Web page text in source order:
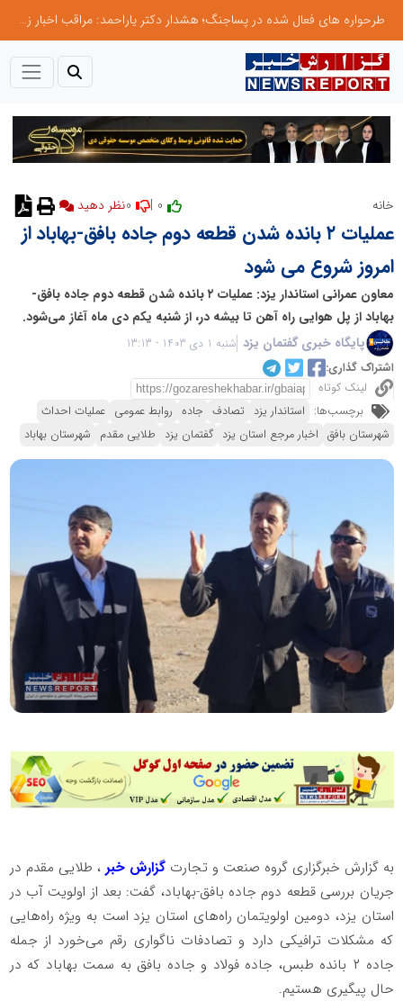
طرحواره های فعال شده در پساجنگ؛ هشدار دکتر یاراحمد: مراقب اخبار زرد و واکنش های هیجانی باشید
خانه نظر دهید
عملیات ۲ بانده شدن قطعه دوم جاده بافق-بهاباد از
امروز شروع می شود
معاون عمرانی استاندار یزد: عملیات ۲ بانده شدن قطعه دوم جاده بافق-
بهاباد از پل هوایی راه آهن تا بیشه در، از شنبه یکم دی ماه آغاز می‌شود.
پایگاه خبری گفتمان یزد شنبه 1 دی 1403 - 13:13
اشتراک گذاری:
لینک کوتاه
برچسب‌ها: استاندار یزد تصادف جاده روابط عمومی عملیات احداث
شهرستان بافق اخبار مرجع استان یزد گفتمان یزد طلایی مقدم شهرستان بهاباد
به گزارش خبرگزاری گروه صنعت و تجارتگزارش خبر، طلایی مقدم در
جریان بررسی قطعه دوم جاده بافق-بهاباد، گفت: بعد از اولویت آب در
استان یزد، دومین اولویتمان راه‌های استان یزد است به ویژه راه‌هایی
که مشکلات ترافیکی دارد و تصادفات ناگواری رقم می‌خورد از جمله
جاده ۲ بانده طبس، جاده فولاد و جاده بافق به سمت بهاباد که در
حال پیگیری هستیم.